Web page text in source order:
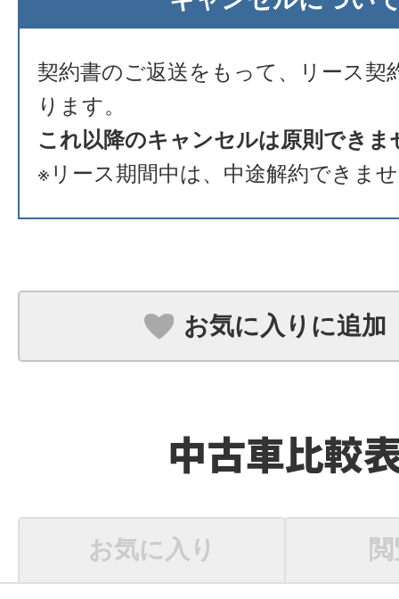
契約書のご返送をもって、リース契
ります。
これ以降のキャンセルは原則できま
※リース期間中は、中途解約できま
お気に入りに追加
中古車比較
お気に入り